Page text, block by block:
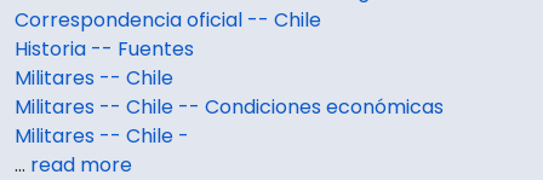
Correspondencia oficial -- Chile
Historia -- Fuentes
Militares -- Chile
Militares -- Chile -- Condiciones económicas
Militares -- Chile -
… read more